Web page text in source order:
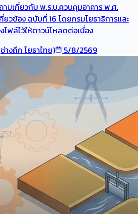
มเกี่ยวกับ พ.ร.บ.ควบคุมอาคาร พ.ศ.
ยวข้อง ฉบับที่ 16 โดยกรมโยธาธิการและ
ไฟล์ไว้ให้ดาวน์โหลดต่อเนื่อง
างถึก โยธาไทย)
5/8/2569